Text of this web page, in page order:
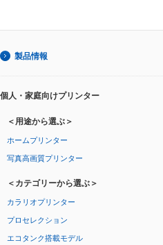
製品情報
個人・家庭向けプリンター
＜用途から選ぶ＞
ホームプリンター
写真高画質プリンター
＜カテゴリーから選ぶ＞
カラリオプリンター
プロセレクション
エコタンク搭載モデル